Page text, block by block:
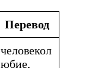
Перевод
человекол
юбие,